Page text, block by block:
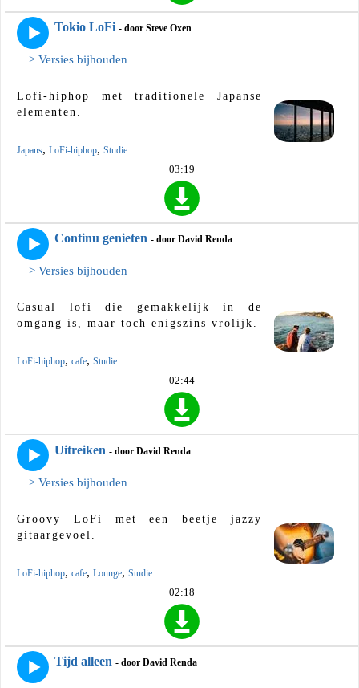
Tokio LoFi - door Steve Oxen
> Versies bijhouden
Lofi-hiphop met traditionele Japanse
elementen.
Japans, LoFi-hiphop, Studie
03:19
Continu genieten - door David Renda
> Versies bijhouden
Casual lofi die gemakkelijk in de
omgang is, maar toch enigszins vrolijk.
LoFi-hiphop, cafe, Studie
02:44
Uitreiken - door David Renda
> Versies bijhouden
Groovy LoFi met een beetje jazzy
gitaargevoel.
LoFi-hiphop, cafe, Lounge, Studie
02:18
Tijd alleen - door David Renda